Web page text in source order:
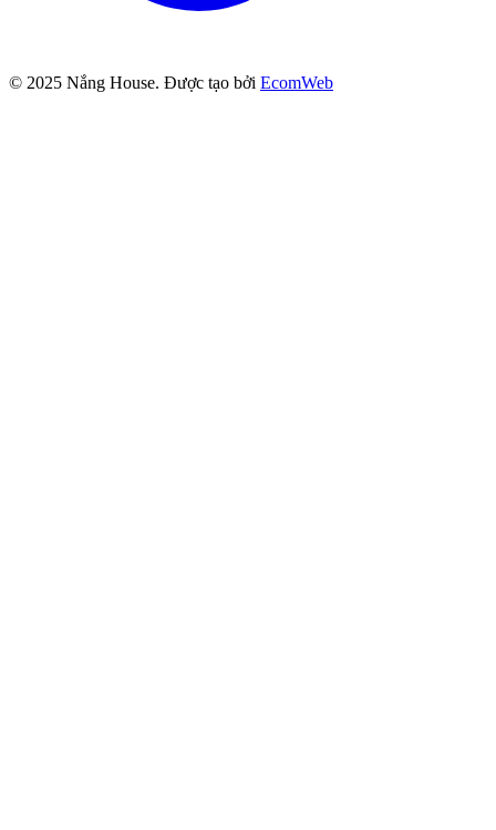
© 2025 Nắng House. Được tạo bởi EcomWeb